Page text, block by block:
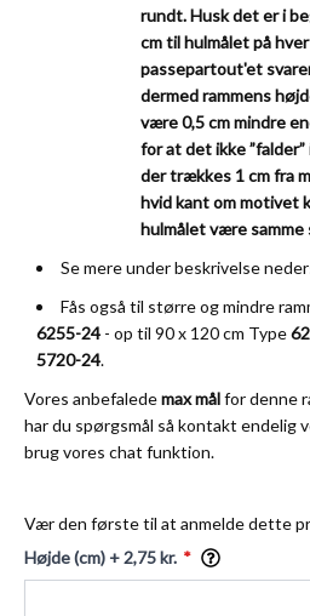
rundt. Husk det er i
cm til hulmålet på
passepartout'et
dermed rammens
være 0,5 cm mindre
for at det ikke
der trækkes 1 cm fra
hvid kant om motivet
hulmålet være
Se mere under beskrivelse
Fås også til større og mindre
6255-24 - op til 90 x 120 cm Type
5720-24.
Vores anbefaledemax målfor denne
har du spørgsmål så kontakt endelig
brug vores chat funktion.
Vær den første til at anmelde dette
Højde (cm) + 2,75 kr.